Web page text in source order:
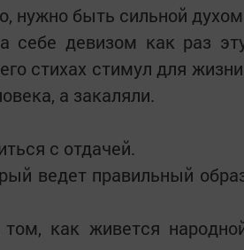
нужно быть сильной
себе девизом как раз
стихах стимул для
а закаляли.
с отдачей.
ведет правильный
как живется